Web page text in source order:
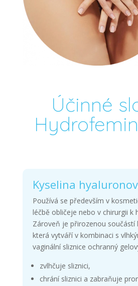
Účinné
Kyselina
Používá se především v
léčbě obličeje nebo v chirurgii k
Zároveň je přirozenou součástí
která vytváří v kombinaci s
vaginální sliznice ochranný
zvlhčuje sliznici,
chrání sliznici a zabraňuje